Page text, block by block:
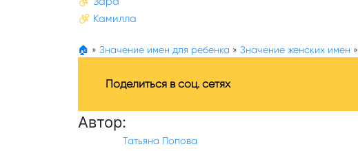
Камилла
🏠 » Значение имен для ребенка » Значение женских имен »
Поделиться в соц. сетях
Автор:
Татьяна Попова